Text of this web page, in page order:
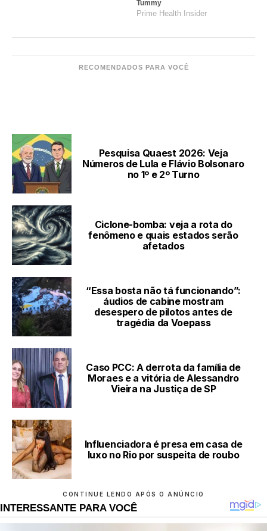
Tummy
Prime Health Insider
RECOMENDADOS PARA VOCÊ
Pesquisa Quaest 2026: Veja
Números de Lula e Flávio Bolsonaro
no 1º e 2º Turno
Ciclone-bomba: veja a rota do
fenômeno e quais estados serão
afetados
“Essa bosta não tá funcionando”:
áudios de cabine mostram
desespero de pilotos antes de
tragédia da Voepass
Caso PCC: A derrota da família de
Moraes e a vitória de Alessandro
Vieira na Justiça de SP
Influenciadora é presa em casa de
luxo no Rio por suspeita de roubo
CONTINUE LENDO APÓS O ANÚNCIO
INTERESSANTE PARA VOCÊ